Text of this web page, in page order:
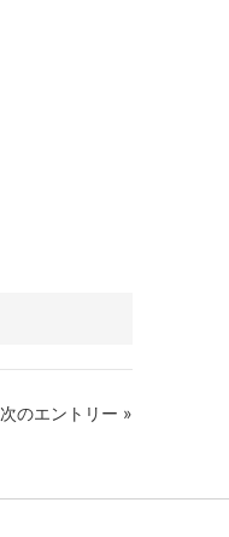
次のエントリー »